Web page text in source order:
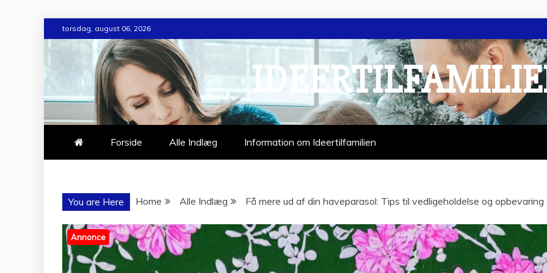
to
torsdag, august 06, 2026
Forside Alle Indlæg Information om Ideertilfamilien
You are Here Home Alle Indlæg Få mere ud af din haveparasol: Tips til vedligeholdelse og opbevaring
Annonce